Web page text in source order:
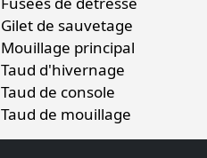
Gilet de sauvetage
Mouillage principal
Taud d'hivernage
Taud de console
Taud de mouillage